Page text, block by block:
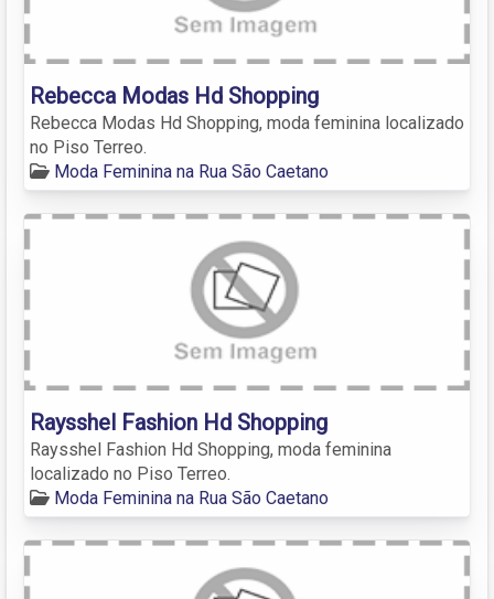
Rebecca Modas Hd Shopping
Rebecca Modas Hd Shopping, moda feminina localizado
no Piso Terreo.
Moda Feminina na Rua São Caetano
Raysshel Fashion Hd Shopping
Raysshel Fashion Hd Shopping, moda feminina
localizado no Piso Terreo.
Moda Feminina na Rua São Caetano